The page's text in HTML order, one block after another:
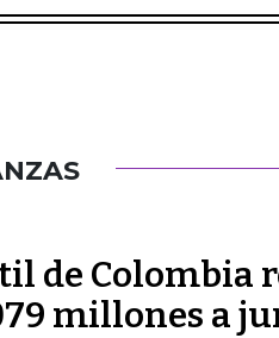
de Colombia
millones a